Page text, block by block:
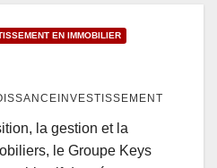
EN IMMOBILIER
la gestion et la
le Groupe Keys